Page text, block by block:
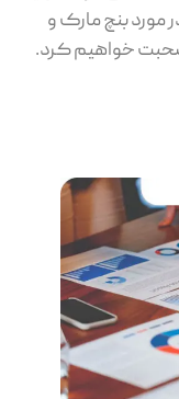
بنچ مارک و
خواهیم کرد.